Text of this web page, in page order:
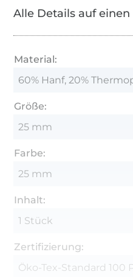
Alle Details auf
Material:
60% Hanf, 20%
Größe:
25 mm
Farbe:
25 mm
Inhalt:
1 Stück
Zertifizierung:
Öko-Tex-Standard 100